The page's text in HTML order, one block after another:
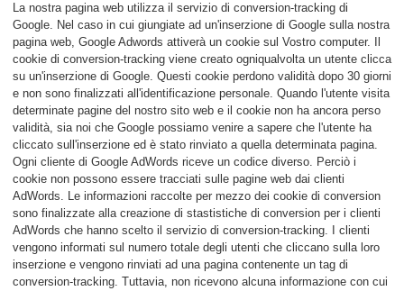
La nostra pagina web utilizza il servizio di conversion-tracking di
Google. Nel caso in cui giungiate ad un'inserzione di Google sulla nostra
pagina web, Google Adwords attiverà un cookie sul Vostro computer. Il
cookie di conversion-tracking viene creato ogniqualvolta un utente clicca
su un'inserzione di Google. Questi cookie perdono validità dopo 30 giorni
e non sono finalizzati all'identificazione personale. Quando l'utente visita
determinate pagine del nostro sito web e il cookie non ha ancora perso
validità, sia noi che Google possiamo venire a sapere che l'utente ha
cliccato sull'inserzione ed è stato rinviato a quella determinata pagina.
Ogni cliente di Google AdWords riceve un codice diverso. Perciò i
cookie non possono essere tracciati sulle pagine web dai clienti
AdWords. Le informazioni raccolte per mezzo dei cookie di conversion
sono finalizzate alla creazione di stastistiche di conversion per i clienti
AdWords che hanno scelto il servizio di conversion-tracking. I clienti
vengono informati sul numero totale degli utenti che cliccano sulla loro
inserzione e vengono rinviati ad una pagina contenente un tag di
conversion-tracking. Tuttavia, non ricevono alcuna informazione con cui